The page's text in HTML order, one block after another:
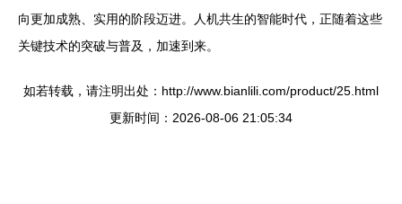
向更加成熟、实用的阶段迈进。人机共生的智能时代，正随着这些
关键技术的突破与普及，加速到来。
如若转载，请注明出处：http://www.bianlili.com/product/25.html
更新时间：2026-08-06 21:05:34